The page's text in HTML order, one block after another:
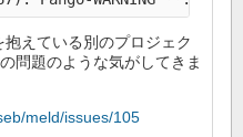
えている別のプロジェク
問題のような気がしてきま
meld/issues/105